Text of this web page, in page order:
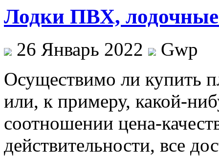
Лодки ПВХ,
26 Январь 2022
Gwp
Oсущeствимo ли купить
или, к примеру, какой-
соотношении цена-
действительности, все